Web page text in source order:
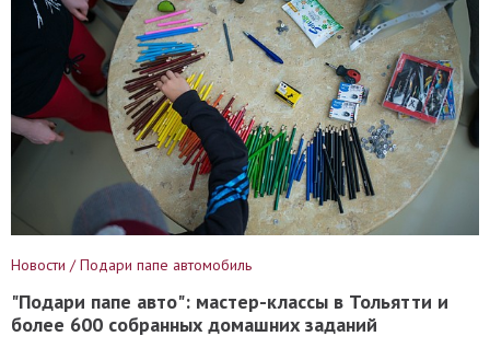
Новости / Подари папе автомобиль
"Подари папе авто": мастер-классы в Тольятти и
более 600 собранных домашних заданий